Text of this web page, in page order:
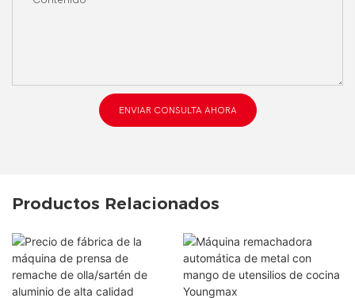
ENVIAR CONSULTA AHORA
Productos Relacionados